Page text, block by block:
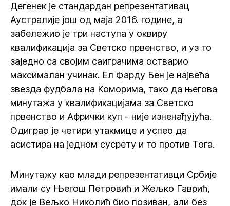
Дегенек је стандардан репрезентативац
Аустралије још од маја 2016. године, а
забележио је три наступа у оквиру
квалификација за Светско првенство, и уз то
заједно са својим саиграчима остварио
максималан учинак. Ел Фарду Бен је највећа
звезда фудбала на Коморима, тако да његова
минутажа у квалификацијама за Светско
првенство и Афрички куп - није изненађујућа.
Одиграо је четири утакмице и успео да
асистира на једном сусрету и то против Тога.
Минутажу као млади репрезентативци Србије
имали су Његош Петровић и Жељко Гаврић,
док је Вељко Николић био позиван, али без